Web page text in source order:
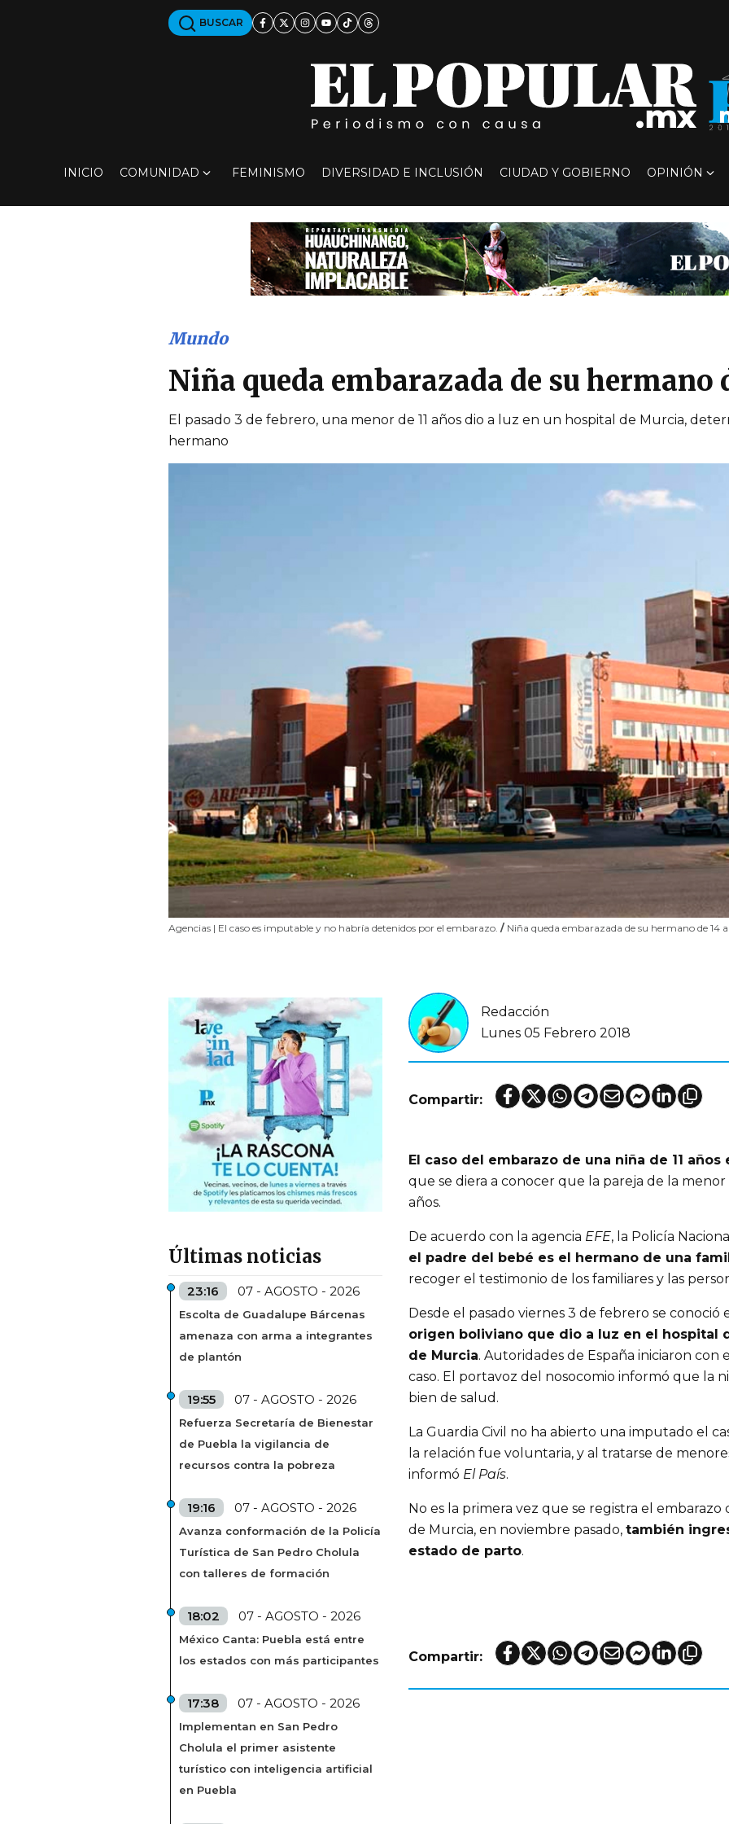
BUSCAR
INICIO COMUNIDAD FEMINISMO DIVERSIDAD E INCLUSIÓN CIUDAD Y GOBIERNO OPINIÓN
Agencias | El caso es imputable y no habría detenidos por el embarazo. / Niña queda embarazada de su hermano de 14
Mundo
Niña queda embarazada de su hermano
El pasado 3 de febrero, una menor de 11 años dio a luz en un hospital de Murcia,
hermano
Últimas noticias
23:16 07 - AGOSTO - 2026
Escolta de Guadalupe Bárcenas
amenaza con arma a integrantes
de plantón
19:55 07 - AGOSTO - 2026
Refuerza Secretaría de Bienestar
de Puebla la vigilancia de
recursos contra la pobreza
19:16 07 - AGOSTO - 2026
Avanza conformación de la Policía
Turística de San Pedro Cholula
con talleres de formación
18:02 07 - AGOSTO - 2026
México Canta: Puebla está entre
los estados con más participantes
17:38 07 - AGOSTO - 2026
Implementan en San Pedro
Cholula el primer asistente
turístico con inteligencia artificial
en Puebla
Redacción
Lunes 05 Febrero 2018
Compartir:
El caso del embarazo de una niña de 11 años
que se diera a conocer que la pareja de la
años.
De acuerdo con la agencia EFE, la Policía
el padre del bebé es el hermano de una
recoger el testimonio de los familiares y las
Desde el pasado viernes 3 de febrero se conoció
origen boliviano que dio a luz en el hospital
de Murcia. Autoridades de España iniciaron
caso. El portavoz del nosocomio informó que la
bien de salud.
La Guardia Civil no ha abierto una imputado el
la relación fue voluntaria, y al tratarse de
informó El País.
No es la primera vez que se registra el
de Murcia, en noviembre pasado, también
estado de parto.
Compartir: